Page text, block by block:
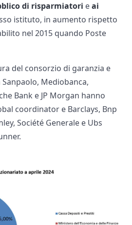
di risparmiatori eai
istituto, in aumento rispetto
nel 2015 quando Poste
del consorzio di garanzia e
Mediobanca,
Bank e JP Morgan hanno
coordinator e Barclays, Bnp
Société Generale e Ubs